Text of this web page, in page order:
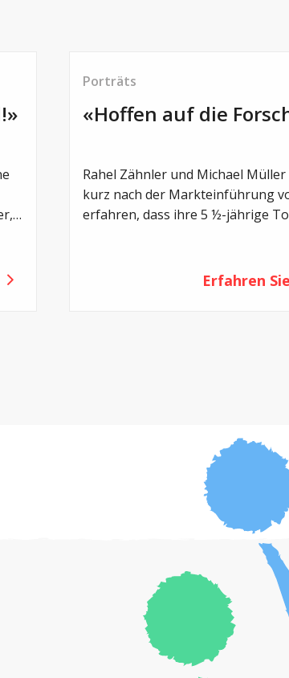
Porträts
«Hoffen auf die
Rahel Zähnler und Michael
kurz nach der Markteinführung von
erfahren, dass ihre 5 ½-jährige
nicht zugelassen ist. Nach der Erstdiagnose
Erfahren